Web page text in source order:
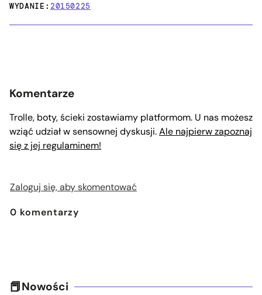
WYDANIE:20150225
Komentarze
Trolle, boty, ścieki zostawiamy platformom. U nas możesz
wziąć udział w sensownej dyskusji.Ale najpierw zapoznaj
się z jej regulaminem!
Zaloguj się, aby skomentować
0 komentarzy
Nowości